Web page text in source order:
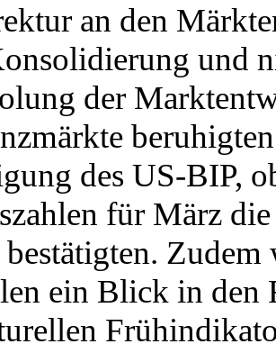
an den
und
der
des US-BIP,
für März
Zudem
ein Blick in den